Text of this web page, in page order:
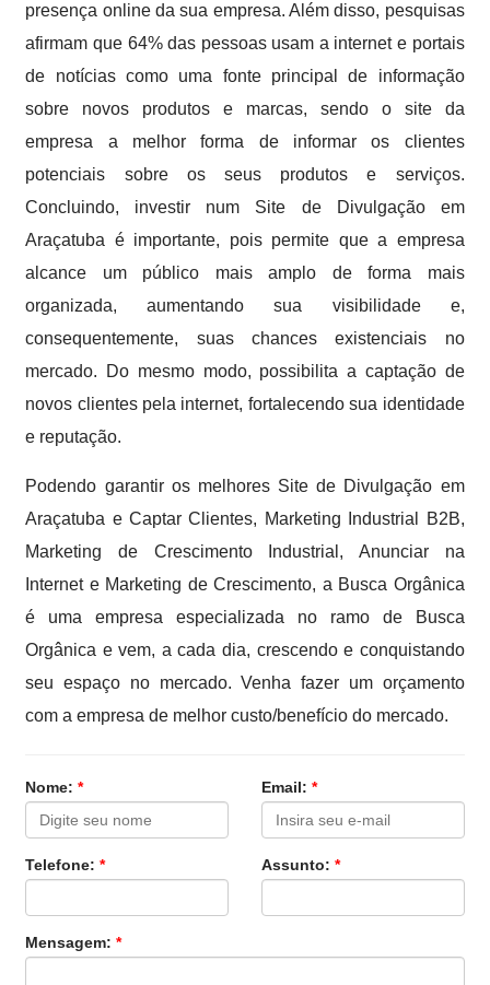
presença online da sua empresa. Além disso, pesquisas
afirmam que 64% das pessoas usam a internet e portais
de notícias como uma fonte principal de informação
sobre novos produtos e marcas, sendo o site da
empresa a melhor forma de informar os clientes
potenciais sobre os seus produtos e serviços.
Concluindo, investir num Site de Divulgação em
Araçatuba é importante, pois permite que a empresa
alcance um público mais amplo de forma mais
organizada, aumentando sua visibilidade e,
consequentemente, suas chances existenciais no
mercado. Do mesmo modo, possibilita a captação de
novos clientes pela internet, fortalecendo sua identidade
e reputação.
Podendo garantir os melhores Site de Divulgação em
Araçatuba e Captar Clientes, Marketing Industrial B2B,
Marketing de Crescimento Industrial, Anunciar na
Internet e Marketing de Crescimento, a Busca Orgânica
é uma empresa especializada no ramo de Busca
Orgânica e vem, a cada dia, crescendo e conquistando
seu espaço no mercado. Venha fazer um orçamento
com a empresa de melhor custo/benefício do mercado.
Nome:* Email: *
Telefone:* Assunto: *
Mensagem:*